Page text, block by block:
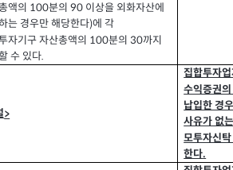
액의 100분의 90 이상을 외화자산에
는 경우만 해당한다)에 각
자기구 자산총액의 100분의 30까지
수 있다.
>
집합투자
수익증권
납입한 경
사유가 없
모투자신
한다.